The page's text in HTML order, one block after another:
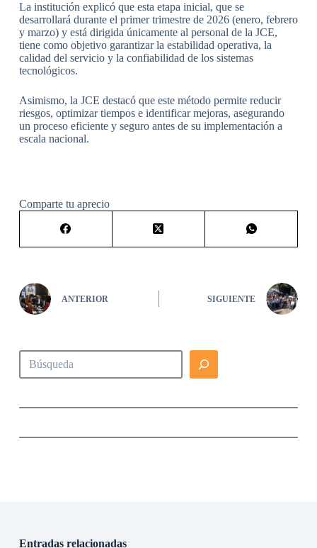
La institución explicó que esta etapa inicial, que se
desarrollará durante el primer trimestre de 2026 (enero, febrero
y marzo) y está dirigida únicamente al personal de la JCE,
tiene como objetivo garantizar la estabilidad operativa, la
calidad del servicio y la confiabilidad de los sistemas
tecnológicos.
Asimismo, la JCE destacó que este método permite reducir
riesgos, optimizar tiempos e identificar mejoras, asegurando
un proceso eficiente y seguro antes de su implementación a
escala nacional.
Comparte tu aprecio
ANTERIOR SIGUIENTE
Buscar
Entradas relacionadas